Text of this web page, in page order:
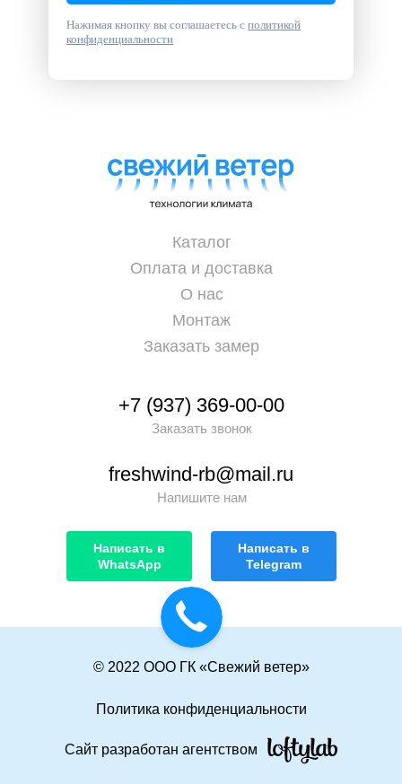
Нажимая кнопку вы соглашаетесь с политикой
конфиденциальности
+7 (937) 369-00-00
Заказать звонок
freshwind-rb@mail.ru
Напишите нам
Каталог
Оплата и доставка
О нас
Монтаж
Заказать замер
Написать в
WhatsApp
Написать в
Telegram
Сайт разработан агентством
© 2022 ООО ГК «Свежий ветер»
Политика конфиденциальности